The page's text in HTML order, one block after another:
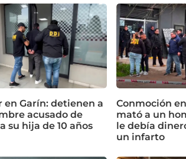
en Garín: detienen a
acusado de
su hija de 10 años
Conmoción
mató a un
le debía
un infarto